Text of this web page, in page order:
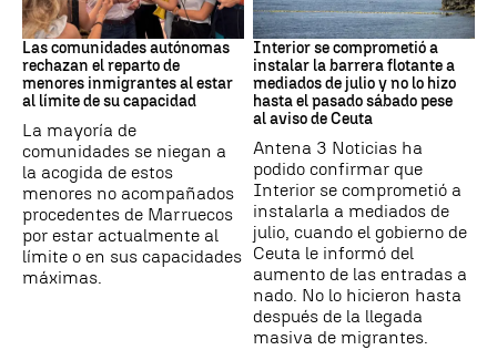
Crisis Migratoria
Las comunidades autónomas
rechazan el reparto de
menores inmigrantes al estar
al límite de su capacidad
La mayoría de
comunidades se niegan a
la acogida de estos
menores no acompañados
procedentes de Marruecos
por estar actualmente al
límite o en sus capacidades
máximas.
CRISIS MIGRATORIA
Interior se comprometió a
instalar la barrera flotante a
mediados de julio y no lo hizo
hasta el pasado sábado pese
al aviso de Ceuta
Antena 3 Noticias ha
podido confirmar que
Interior se comprometió a
instalarla a mediados de
julio, cuando el gobierno de
Ceuta le informó del
aumento de las entradas a
nado. No lo hicieron hasta
después de la llegada
masiva de migrantes.